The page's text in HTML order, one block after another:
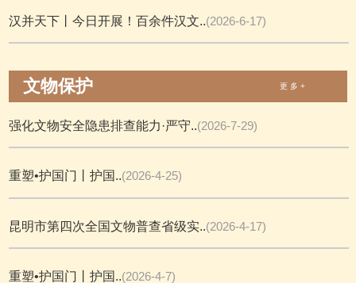
汉并天下丨今日开展！百余件汉文..(2026-6-17)
文物保护 更 多 +
强化文物安全隐患排查能力·严守..(2026-7-29)
重塑•护国门丨护国..(2026-4-25)
昆明市第四次全国文物普查省级实..(2026-4-17)
重塑•护国门丨护国..(2026-4-7)